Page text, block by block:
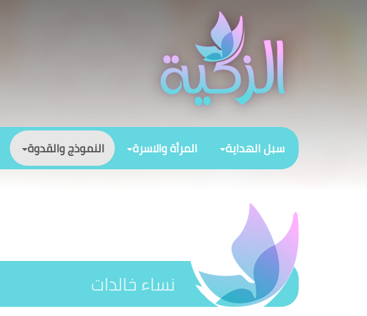
سبل الهداية المرأة والاسرة النموذج والقدوة
نساء خالدات